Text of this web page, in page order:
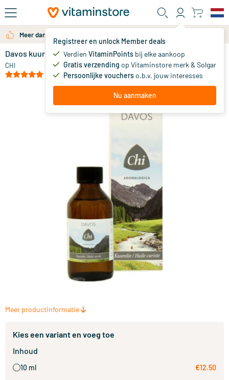
Ga naar de hoofdinhoud
Registreer en unlock Member deals
Verdien VitaminPoints bij elke aankoop
Gratis verzending op Vitaminstore merk & Solgar
Persoonlijke voucherso.b.v. jouw interesses
Nu aanmaken
Meer dan 325.000 tevreden klanten per jaar
Davos kuurolie
CHI
vanaf 12.
Meer productinformatie
Kies een variant en voeg toe
Inhoud
10 ml €12.50